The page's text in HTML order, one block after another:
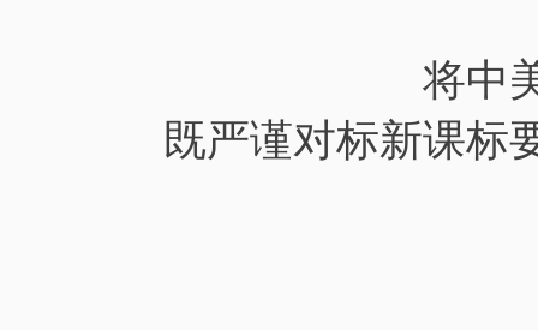
将中
既严谨对标新课标